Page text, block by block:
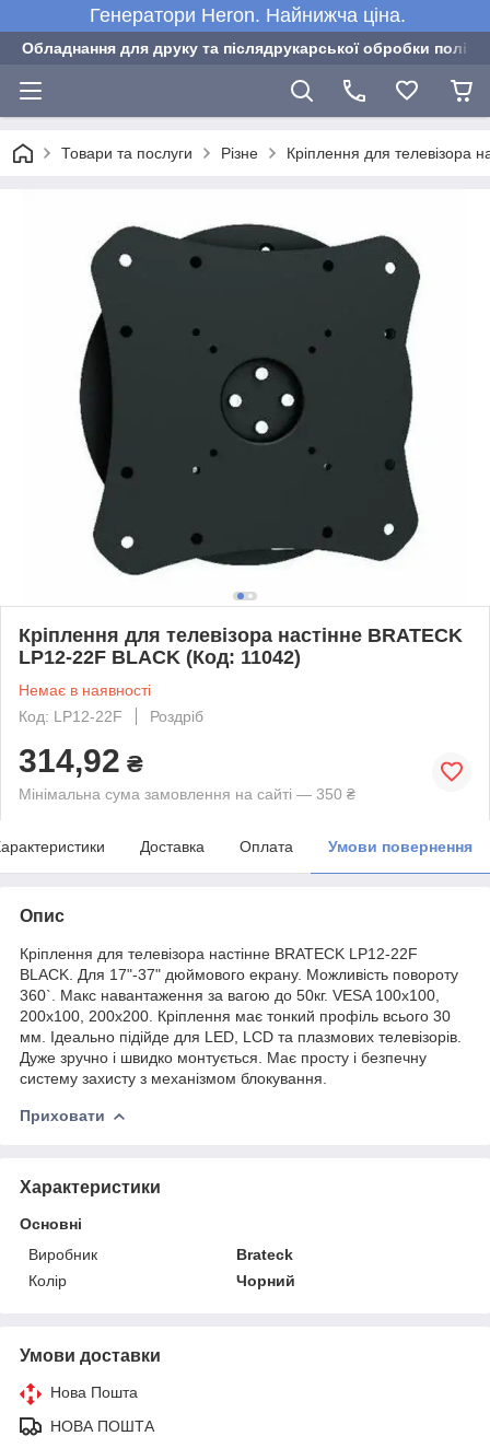
Генератори Heron. Найнижча ціна.
Обладнання для друку та післядрукарської обробки
Товари та послуги Різне Кріплення для телевізора
Кріплення для телевізора настінне BRATECK
LP12-22F BLACK (Код: 11042)
Немає в наявності
Код: LP12-22F
Роздріб
314,92 ₴
Мінімальна сума замовлення на сайті — 350 ₴
Доставка Оплата Умови повернення
Опис
Кріплення для телевізора настінне BRATECK LP12-22F
BLACK. Для 17"-37" дюймового екрану. Можливість повороту
360`. Макс навантаження за вагою до 50кг. VESA 100х100,
200х100, 200х200. Кріплення має тонкий профіль всього 30
мм. Ідеально підійде для LED, LCD та плазмових телевізорів.
Дуже зручно і швидко монтується. Має просту і безпечну
систему захисту з механізмом блокування.
Приховати
Характеристики
Основні
Виробник
Brateck
Колір
Чорний
Умови доставки
Нова Пошта
НОВА ПОШТА